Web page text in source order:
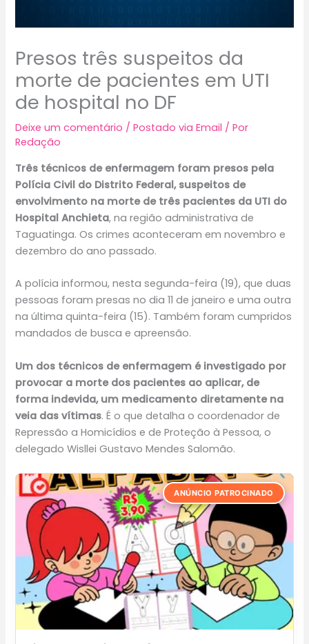
Presos três suspeitos da
morte de pacientes em UTI
de hospital no DF
Deixe um comentário /Postado via Email / Por
Redação
Três técnicos de enfermagem foram presos pela
Polícia Civil do Distrito Federal, suspeitos de
envolvimento na morte de três pacientes da UTI do
Hospital Anchieta, na região administrativa de
Taguatinga. Os crimes aconteceram em novembro e
dezembro do ano passado.
A polícia informou, nesta segunda-feira (19), que duas
pessoas foram presas no dia 11 de janeiro e uma outra
na última quinta-feira (15). Também foram cumpridos
mandados de busca e apreensão.
Um dos técnicos de enfermagem é investigado por
provocar a morte dos pacientes ao aplicar, de
forma indevida, um medicamento diretamente na
veia das vítimas. É o que detalha o coordenador de
Repressão a Homicídios e de Proteção à Pessoa, o
delegado Wisllei Gustavo Mendes Salomão.
ANÚNCIO PATROCINADO